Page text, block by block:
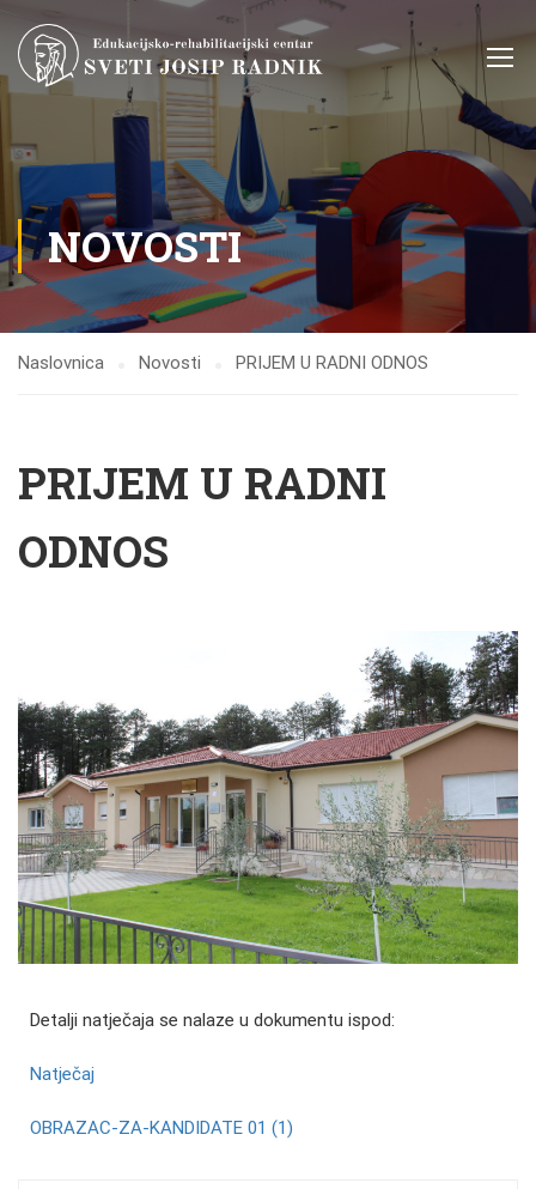
NOVOSTI
Naslovnica Novosti PRIJEM U RADNI ODNOS
PRIJEM U RADNI
ODNOS
Detalji natječaja se nalaze u dokumentu ispod:
Natječaj
OBRAZAC-ZA-KANDIDATE 01 (1)